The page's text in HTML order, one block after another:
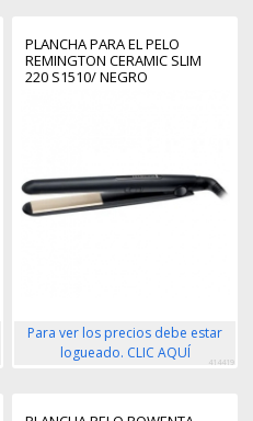
PLANCHA PARA EL PELO
REMINGTON CERAMIC SLIM
220 S1510/ NEGRO
Para ver los precios debe estar
logueado. CLIC AQUÍ
414419